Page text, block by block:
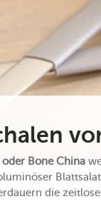
Bone China
die